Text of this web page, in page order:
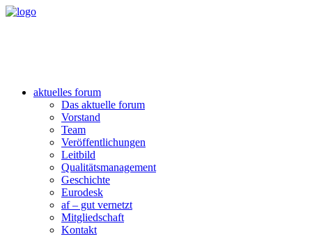
aktuelles forum
Das aktuelle forum
Vorstand
Team
Veröffentlichungen
Leitbild
Qualitätsmanagement
Geschichte
Eurodesk
af – gut vernetzt
Mitgliedschaft
Kontakt